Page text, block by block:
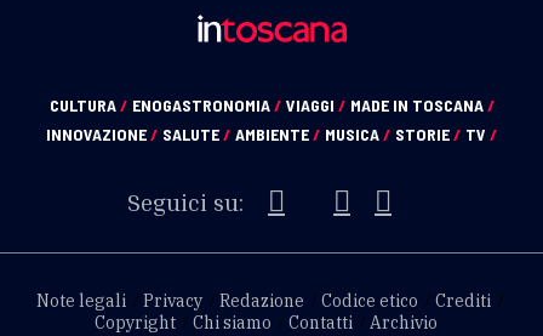
CULTURA/ ENOGASTRONOMIA/ VIAGGI / MADE IN TOSCANA/
INNOVAZIONE/ SALUTE/ AMBIENTE/ MUSICA/ STORIE/ TV /
Seguici su:
Note legali Privacy Redazione Codice etico
Crediti
Copyright
Chi siamo Contatti Archivio